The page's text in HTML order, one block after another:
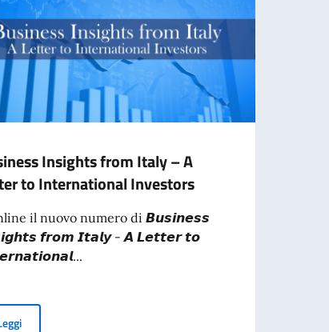
Insights from Italy – A
to International Investors
il nuovo numero di 𝘽𝙪𝙨𝙞𝙣𝙚𝙨𝙨
𝙛𝙧𝙤𝙢 𝙄𝙩𝙖𝙡𝙮 - 𝘼 𝙇𝙚𝙩𝙩𝙚𝙧 𝙩𝙤
Business Insights from Italy – A Letter to International